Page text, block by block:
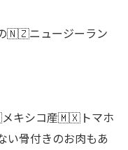
🇳🇿ニュージーラン
キシコ産🇲🇽トマホ
い骨付きのお肉もあ